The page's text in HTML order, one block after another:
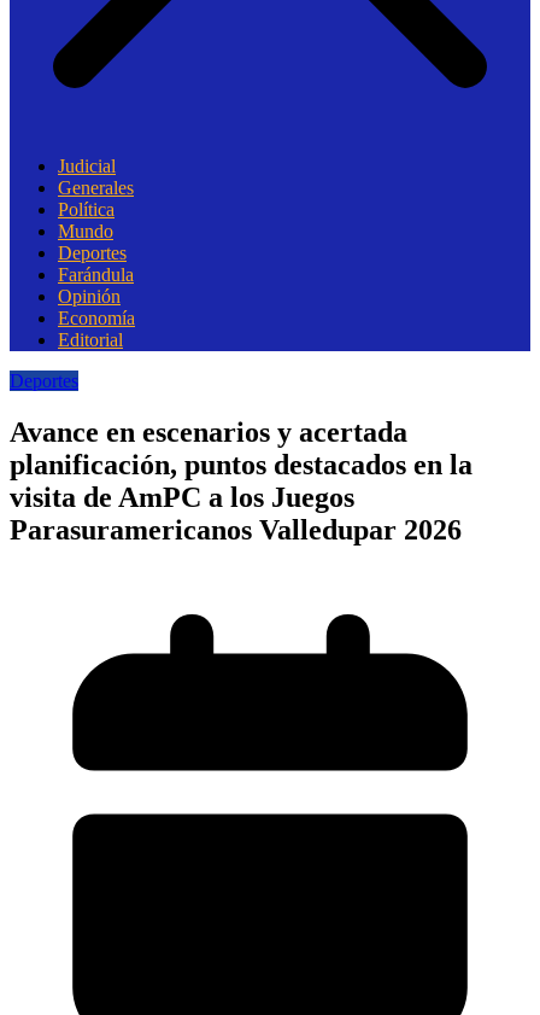
Judicial
Generales
Política
Mundo
Deportes
Farándula
Opinión
Economía
Editorial
Deportes
Avance en escenarios y acertada
planificación, puntos destacados en la
visita de AmPC a los Juegos
Parasuramericanos Valledupar 2026